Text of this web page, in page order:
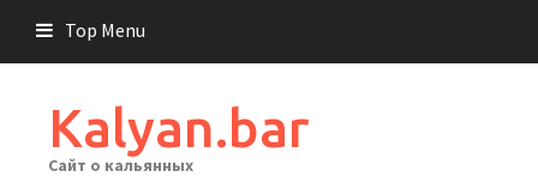
content
Top Menu
Kalyan.bar
Сайт о кальянных